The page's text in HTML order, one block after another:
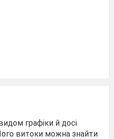
графіки й досі
витоки можна знайти